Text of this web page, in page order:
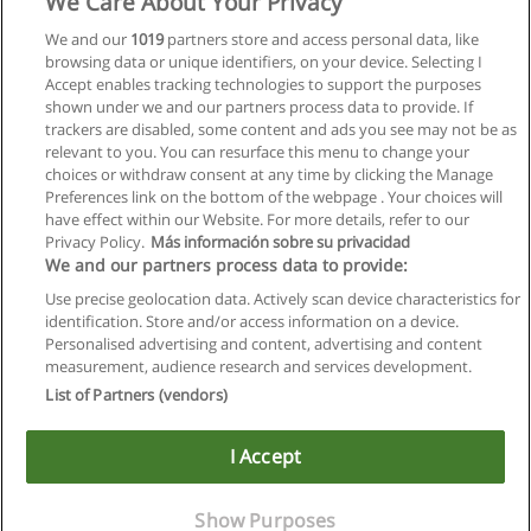
Master in Counseling Psychology
Webster University Vienna
Mehr Information
Allgemeinen geschäftsbedingungen
Datenschutzpolitik
In Verbindung setzen mit Educaedu
Copyright © Educaedu Business S.L. - CIF : B-95610580: -
We and our 1019partners store and access personal data, like
browsing data or unique identifiers, on your device. Selecting I
Accept enables tracking technologies to support the purposes
shown under we and our partners process data to provide. If
trackers are disabled, some content and ads you see may not be as
relevant to you. You can resurface this menu to change your
choices or withdraw consent at any time by clicking the Manage
Preferences link on the bottom of the webpage . Your choices will
have effect within our Website. For more details, refer to our
Privacy Policy. Más información sobre su privacidad
We and our partners process data to provide:
Use precise geolocation data. Actively scan device characteristics for
identification. Store and/or access information on a device.
Personalised advertising and content, advertising and content
measurement, audience research and services development.
List of Partners (vendors)
I Accept
Show Purposes